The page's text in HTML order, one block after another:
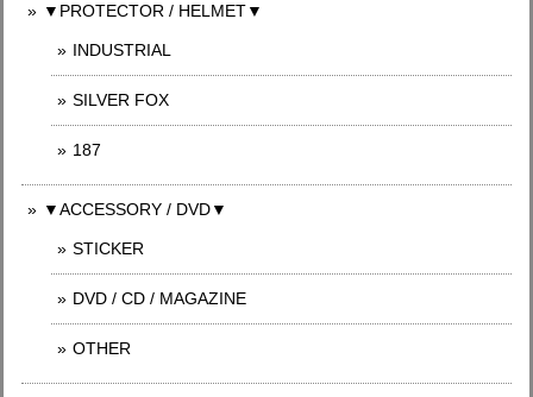
▼PROTECTOR / HELMET▼
INDUSTRIAL
SILVER FOX
187
▼ACCESSORY / DVD▼
STICKER
DVD / CD / MAGAZINE
OTHER